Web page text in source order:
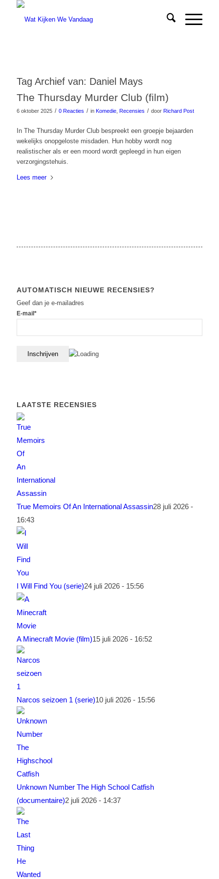
Tag Archief van: Daniel Mays
The Thursday Murder Club (film)
6 oktober 2025 / 0 Reacties / in Komedie, Recensies / door Richard Post
In The Thursday Murder Club bespreekt een groepje bejaarden
wekelijks onopgeloste misdaden. Hun hobby wordt nog
realistischer als er een moord wordt gepleegd in hun eigen
verzorgingstehuis.
Lees meer
AUTOMATISCH NIEUWE RECENSIES?
Geef dan je e-mailadres
E-mail*
LAATSTE RECENSIES
True Memoirs Of An International Assassin28 juli 2026 -
16:43
I Will Find You (serie)24 juli 2026 - 15:56
A Minecraft Movie (film)15 juli 2026 - 16:52
Narcos seizoen 1 (serie)10 juli 2026 - 15:56
Unknown Number The High School Catfish
(documentaire)2 juli 2026 - 14:37